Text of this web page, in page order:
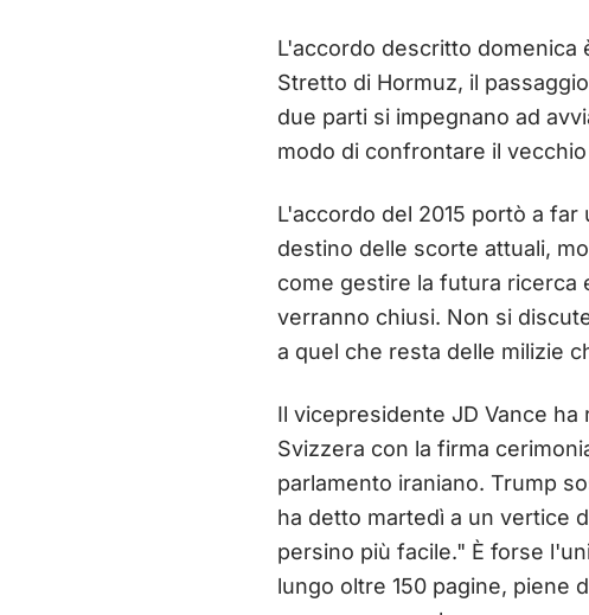
L'accordo descritto
Stretto di Hormuz, il
due parti si impegnano ad
modo di confrontare il
L'accordo del 2015 portò a
destino delle scorte attuali,
come gestire la futura ricerca
verranno chiusi. Non si
a quel che resta delle milizie
Il vicepresidente JD Vance
Svizzera con la firma
parlamento iraniano. Trump
ha detto martedì a un vertice
persino più facile." È forse
lungo oltre 150 pagine, piene